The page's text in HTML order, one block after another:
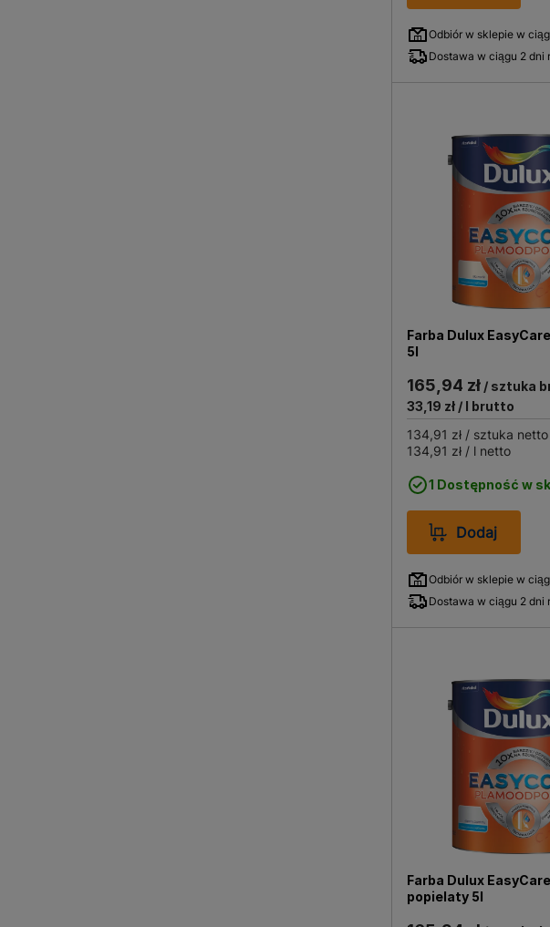
Odbiór w sklepie w
Dostawa w ciągu 2 dni
Farba Dulux
5l
165,94 zł/ sztuka
33,19 zł/ l brutto
134,91 zł/ sztuka netto
134,91 zł/ l netto
1 Dostępność w
Dodaj
Odbiór w sklepie w
Dostawa w ciągu 2 dni
Farba Dulux
popielaty 5l